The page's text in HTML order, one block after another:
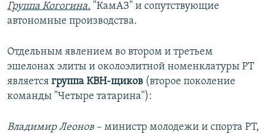
Группа Когогина. "КамАЗ" и сопутствующие
автономные производства.
Отдельным явлением во втором и третьем
эшелонах элиты и околоэлитной номенклатуры РТ
является группа КВН-щиков (второе поколение
команды "Четыре татарина"):
Владимир Леонов – министр молодежи и спорта РТ,